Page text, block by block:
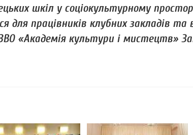
шкіл у соціокультурному
для працівників клубних закладів та
«Академія культури і мистецтв»